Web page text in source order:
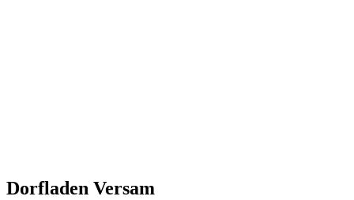
Dorfladen Versam